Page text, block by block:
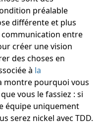
préalable
différente et plus
communication entre
créer une vision
des choses en
à la
montre pourquoi vous
vous le fassiez : si
équipe uniquement
serez nickel avec TDD.